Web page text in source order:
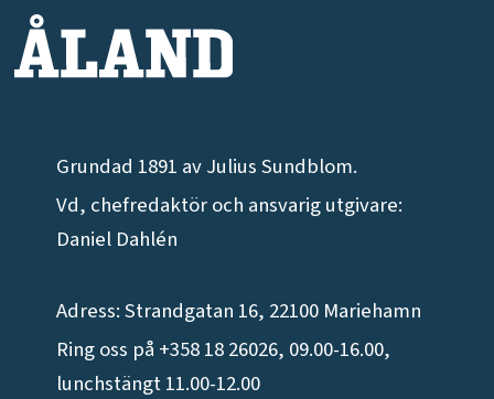
Grundad 1891 av Julius Sundblom.
Vd, chefredaktör och ansvarig utgivare:
Daniel Dahlén
Adress: Strandgatan 16, 22100 Mariehamn
Ring oss på +358 18 26026, 09.00-16.00,
lunchstängt 11.00-12.00